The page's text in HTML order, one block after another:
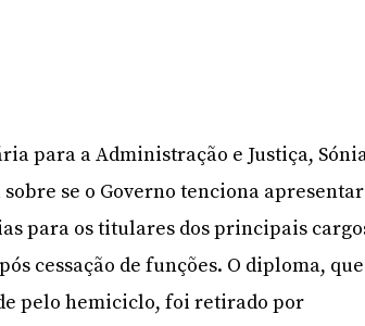
para a Administração e Justiça,
se o Governo tenciona apresentar
para os titulares dos principais
cessação de funções. O diploma, que
pelo hemiciclo, foi retirado por